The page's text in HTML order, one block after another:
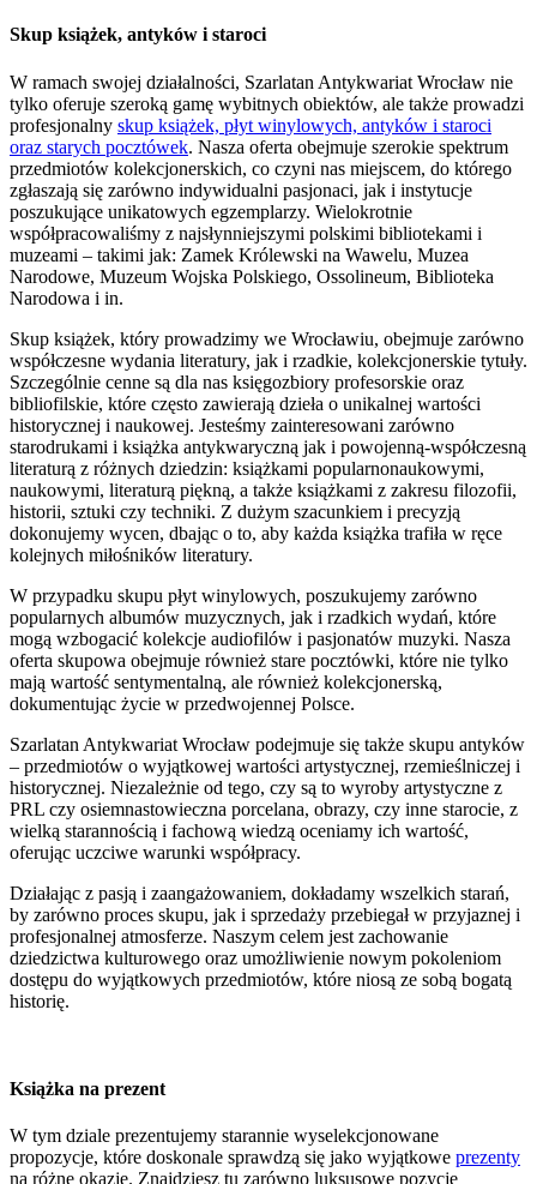
Skup książek, antyków i staroci
W ramach swojej działalności, Szarlatan Antykwariat Wrocław nie
tylko oferuje szeroką gamę wybitnych obiektów, ale także prowadzi
profesjonalny skup książek, płyt winylowych, antyków i staroci
oraz starych pocztówek. Nasza oferta obejmuje szerokie spektrum
przedmiotów kolekcjonerskich, co czyni nas miejscem, do którego
zgłaszają się zarówno indywidualni pasjonaci, jak i instytucje
poszukujące unikatowych egzemplarzy. Wielokrotnie
współpracowaliśmy z najsłynniejszymi polskimi bibliotekami i
muzeami – takimi jak: Zamek Królewski na Wawelu, Muzea
Narodowe, Muzeum Wojska Polskiego, Ossolineum, Biblioteka
Narodowa i in.
Skup książek, który prowadzimy we Wrocławiu, obejmuje zarówno
współczesne wydania literatury, jak i rzadkie, kolekcjonerskie tytuły.
Szczególnie cenne są dla nas księgozbiory profesorskie oraz
bibliofilskie, które często zawierają dzieła o unikalnej wartości
historycznej i naukowej. Jesteśmy zainteresowani zarówno
starodrukami i książka antykwaryczną jak i powojenną-współczesną
literaturą z różnych dziedzin: książkami popularnonaukowymi,
naukowymi, literaturą piękną, a także książkami z zakresu filozofii,
historii, sztuki czy techniki. Z dużym szacunkiem i precyzją
dokonujemy wycen, dbając o to, aby każda książka trafiła w ręce
kolejnych miłośników literatury.
W przypadku skupu płyt winylowych, poszukujemy zarówno
popularnych albumów muzycznych, jak i rzadkich wydań, które
mogą wzbogacić kolekcje audiofilów i pasjonatów muzyki. Nasza
oferta skupowa obejmuje również stare pocztówki, które nie tylko
mają wartość sentymentalną, ale również kolekcjonerską,
dokumentując życie w przedwojennej Polsce.
Szarlatan Antykwariat Wrocław podejmuje się także skupu antyków
– przedmiotów o wyjątkowej wartości artystycznej, rzemieślniczej i
historycznej. Niezależnie od tego, czy są to wyroby artystyczne z
PRL czy osiemnastowieczna porcelana, obrazy, czy inne starocie, z
wielką starannością i fachową wiedzą oceniamy ich wartość,
oferując uczciwe warunki współpracy.
Działając z pasją i zaangażowaniem, dokładamy wszelkich starań,
by zarówno proces skupu, jak i sprzedaży przebiegał w przyjaznej i
profesjonalnej atmosferze. Naszym celem jest zachowanie
dziedzictwa kulturowego oraz umożliwienie nowym pokoleniom
dostępu do wyjątkowych przedmiotów, które niosą ze sobą bogatą
historię.
Książka na prezent
W tym dziale prezentujemy starannie wyselekcjonowane
propozycje, które doskonale sprawdzą się jako wyjątkowe prezenty
na różne okazje. Znajdziesz tu zarówno luksusowe pozycje